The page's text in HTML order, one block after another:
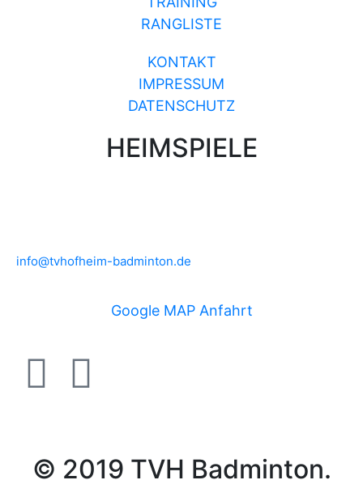
RANGLISTE
KONTAKT
IMPRESSUM
DATENSCHUTZ
HEIMSPIELE
info@tvhofheim-badminton.de
Google MAP Anfahrt
© 2019 TVH Badminton.